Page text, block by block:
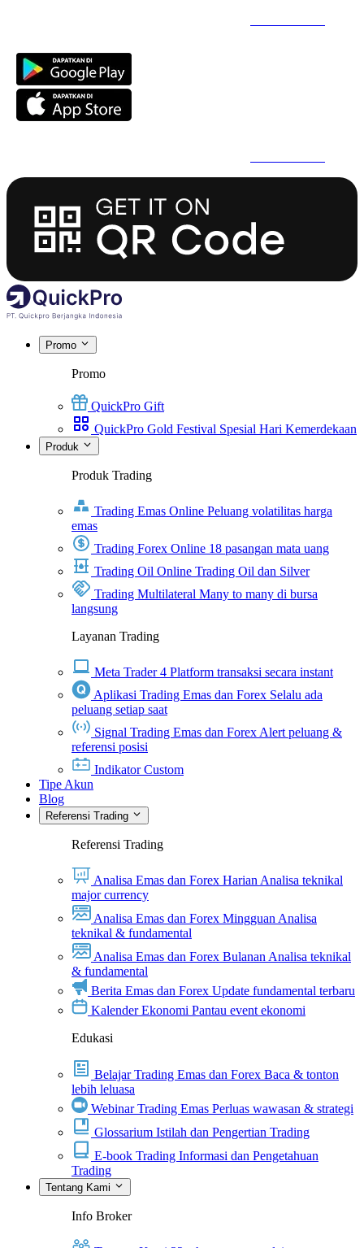
Promo
Promo
QuickPro Gift
QuickPro Gold Festival Spesial Hari Kemerdekaan
Produk
Produk Trading
Trading Emas Online Peluang volatilitas harga
emas
Trading Forex Online 18 pasangan mata uang
Trading Oil Online Trading Oil dan Silver
Trading Multilateral Many to many di bursa
langsung
Layanan Trading
Meta Trader 4 Platform transaksi secara instant
Aplikasi Trading Emas dan Forex Selalu ada
peluang setiap saat
Signal Trading Emas dan Forex Alert peluang &
referensi posisi
Indikator Custom
Tipe Akun
Blog
Referensi Trading
Referensi Trading
Analisa Emas dan Forex Harian Analisa teknikal
major currency
Analisa Emas dan Forex Mingguan Analisa
teknikal & fundamental
Analisa Emas dan Forex Bulanan Analisa teknikal
& fundamental
Berita Emas dan Forex Update fundamental terbaru
Kalender Ekonomi Pantau event ekonomi
Edukasi
Belajar Trading Emas dan Forex Baca & tonton
lebih leluasa
Webinar Trading Emas Perluas wawasan & strategi
Glossarium Istilah dan Pengertian Trading
E-book Trading Informasi dan Pengetahuan
Trading
Tentang Kami
Info Broker